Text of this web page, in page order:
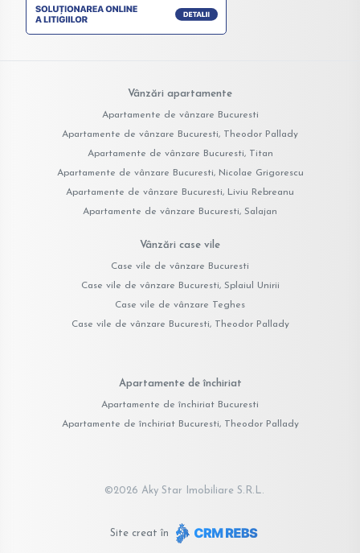
Vânzări apartamente
Apartamente de vânzare Bucuresti
Apartamente de vânzare Bucuresti, Theodor Pallady
Apartamente de vânzare Bucuresti, Titan
Apartamente de vânzare Bucuresti, Nicolae Grigorescu
Apartamente de vânzare Bucuresti, Liviu Rebreanu
Apartamente de vânzare Bucuresti, Salajan
Vânzări case vile
Case vile de vânzare Bucuresti
Case vile de vânzare Bucuresti, Splaiul Unirii
Case vile de vânzare Teghes
Case vile de vânzare Bucuresti, Theodor Pallady
Apartamente de închiriat
Apartamente de închiriat Bucuresti
Apartamente de închiriat Bucuresti, Theodor Pallady
©2026 Aky Star Imobiliare S.R.L.
Site creat în